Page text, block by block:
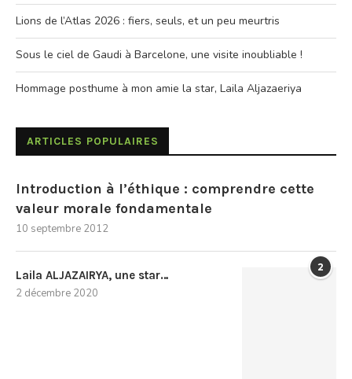
Lions de l’Atlas 2026 : fiers, seuls, et un peu meurtris
Sous le ciel de Gaudi à Barcelone, une visite inoubliable !
Hommage posthume à mon amie la star, Laila Aljazaeriya
ARTICLES POPULAIRES
Introduction à l’éthique : comprendre cette
valeur morale fondamentale
10 septembre 2012
2
Laila ALJAZAIRYA, une star…
2 décembre 2020